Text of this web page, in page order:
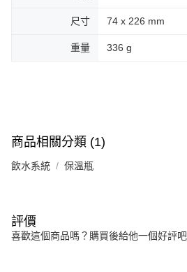
尺寸 74 x 226 mm
重量 336 g
商品相關分類 (1)
飲水系統 保溫瓶
評價
喜歡這個商品嗎？購買後給他一個好評吧